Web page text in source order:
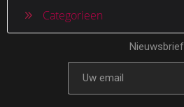
Categorieen
Nieuwsbrief